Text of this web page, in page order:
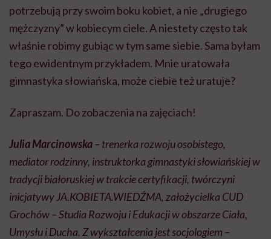
potrzebują przy swoim boku kobiet, a nie „drugiego
mężczyzny” w kobiecym ciele. A niestety często tak
właśnie robimy gubiąc w tym same siebie. Sama byłam
tego ewidentnym przykładem. Mnie uratowała
gimnastyka słowiańska, może ciebie też uratuje?
Zapraszam. Do zobaczenia na zajęciach!
Julia Marcinowska– trenerka rozwoju osobistego,
mediator rodzinny, instruktorka gimnastyki słowiańskiej w
tradycji białoruskiej w trakcie certyfikacji, twórczyni
inicjatywy JA.KOBIETA.WIEDŹMA, założycielka CUD
Grochów – Studia Rozwoju i Edukacji w obszarze Ciała,
Umysłu i Ducha. Z wykształcenia jest socjologiem –